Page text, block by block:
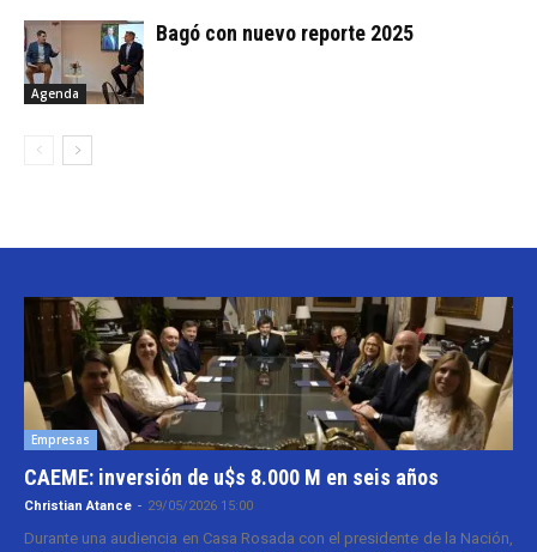
Agenda
Bagó con nuevo reporte 2025
Empresas
CAEME: inversión de u$s 8.000 M en seis años
Christian Atance - 29/05/2026 15:00
Durante una audiencia en Casa Rosada con el presidente de la Nación,